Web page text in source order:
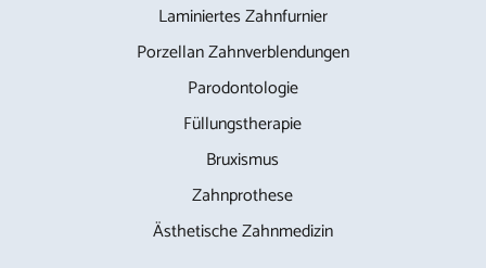
Laminiertes Zahnfurnier
Porzellan Zahnverblendungen
Parodontologie
Füllungstherapie
Bruxismus
Zahnprothese
Ästhetische Zahnmedizin